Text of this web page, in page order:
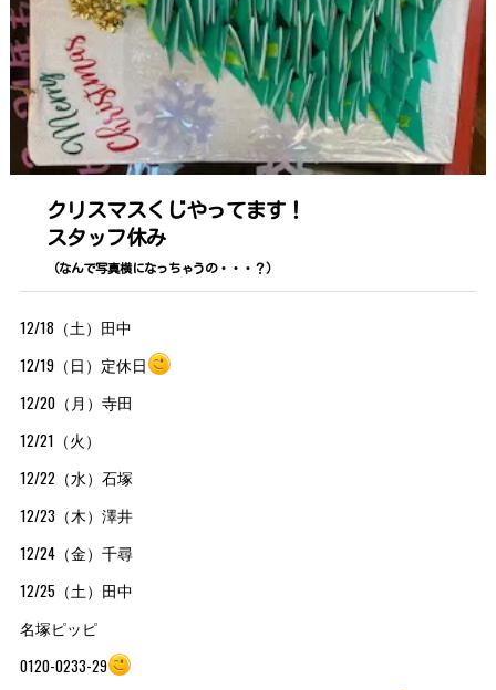
クリスマスくじやってます！
スタッフ休み
（なんで写真横になっちゃうの・・・？）
12/18（土）田中
12/19（日）定休日
12/20（月）寺田
12/21（火）
12/22（水）石塚
12/23（木）澤井
12/24（金）千尋
12/25（土）田中
名塚ピッピ
0120-0233-29